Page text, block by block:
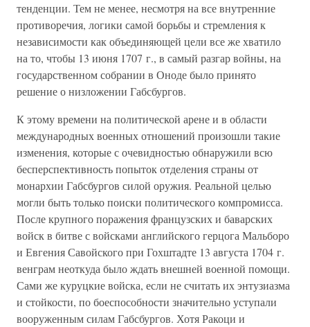
тенденции. Тем не менее, несмотря на все внутренние
противоречия, логики самой борьбы и стремления к
независимости как объединяющей цели все же хватило
на то, чтобы 13 июня 1707 г., в самый разгар войны, на
государственном собрании в Оноде было принято
решение о низложении Габсбургов.
К этому времени на политической арене и в области
международных военных отношений произошли такие
изменения, которые с очевидностью обнаружили всю
бесперспективность попыток отделения страны от
монархии Габсбургов силой оружия. Реальной целью
могли быть только поиски политического компромисса.
После крупного поражения французских и баварских
войск в битве с войсками английского герцога Мальборо
и Евгения Савойского при Гохштадте 13 августа 1704 г.
венграм неоткуда было ждать внешней военной помощи.
Сами же куруцкие войска, если не считать их энтузиазма
и стойкости, по боеспособности значительно уступали
вооруженным силам Габсбургов. Хотя Ракоци и